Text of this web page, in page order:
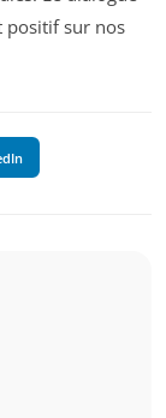
positif sur nos